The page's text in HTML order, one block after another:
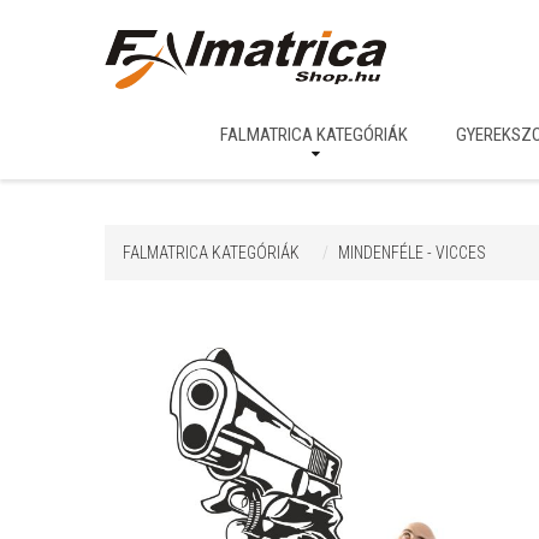
FALMATRICA KATEGÓRIÁK
FALMATRICA KATEGÓRIÁK MINDENFÉLE - VICCES